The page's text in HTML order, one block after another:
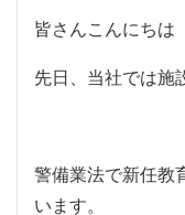
皆さんこんにちは
先日、当社では施
警備業法で新任教
います。